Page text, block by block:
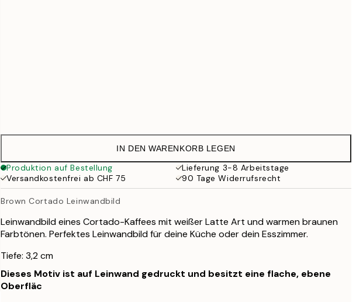
IN DEN WARENKORB LEGEN
Produktion auf Bestellung
Lieferung 3-8 Arbeitstage
Versandkostenfrei ab CHF 75
90 Tage Widerrufsrecht
Brown Cortado Leinwandbild
Leinwandbild eines Cortado-Kaffees mit weißer Latte Art und warmen braunen
Farbtönen. Perfektes Leinwandbild für deine Küche oder dein Esszimmer.
Tiefe: 3,2 cm
Dieses Motiv ist auf Leinwand gedruckt und besitzt eine flache, ebene
Oberfläc